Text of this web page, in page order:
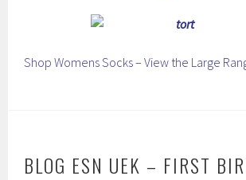
Shop Womens Socks – View the Large
BLOG ESN UEK – FIRST